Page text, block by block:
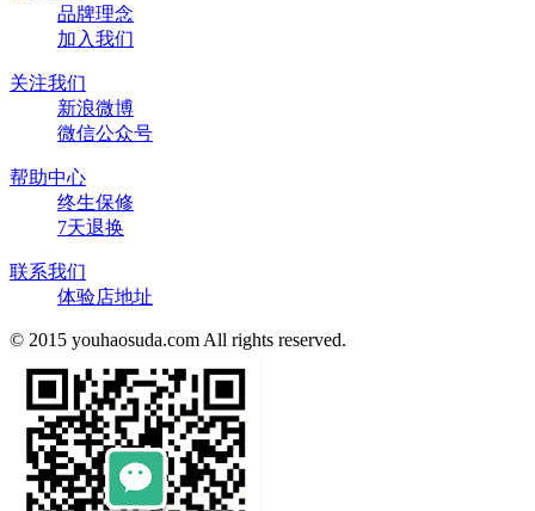
品牌理念
加入我们
关注我们
新浪微博
微信公众号
帮助中心
终生保修
7天退换
联系我们
体验店地址
© 2015 youhaosuda.com All rights reserved.